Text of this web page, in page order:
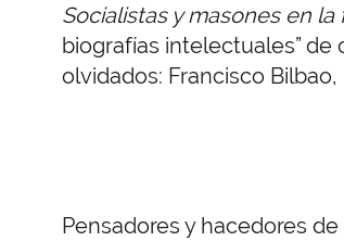
Socialistas y masones en
biografías intelectuales”
olvidados: Francisco
Pensadores y hacedores